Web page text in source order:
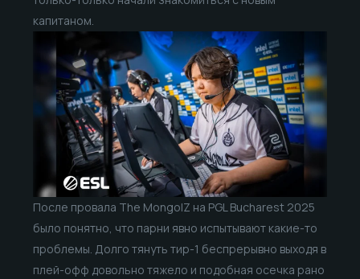
капитаном.
После провала The MongolZ на PGL Bucharest 2025
было понятно, что парни явно испытывают какие-то
проблемы. Долго тянуть тир-1 беспрерывно выходя в
плей-офф довольно тяжело и подобная осечка рано